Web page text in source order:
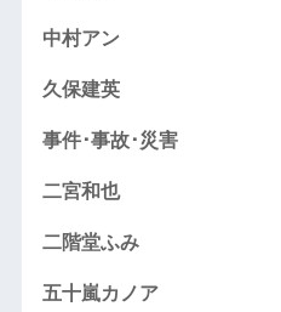
中村アン
久保建英
事件･事故･災害
二宮和也
二階堂ふみ
五十嵐カノア